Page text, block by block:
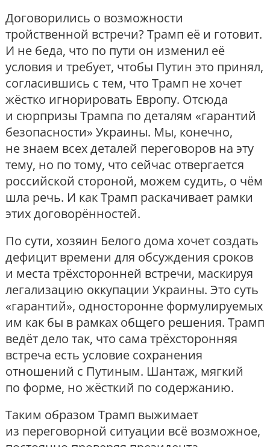
Договорились о возможности
тройственной встречи? Трамп её и готовит.
И не беда, что по пути он изменил её
условия и требует, чтобы Путин это принял,
согласившись с тем, что Трамп не хочет
жёстко игнорировать Европу. Отсюда
и сюрпризы Трампа по деталям «гарантий
безопасности» Украины. Мы, конечно,
не знаем всех деталей переговоров на эту
тему, но по тому, что сейчас отвергается
российской стороной, можем судить, о чём
шла речь. И как Трамп раскачивает рамки
этих договорённостей.
По сути, хозяин Белого дома хочет создать
дефицит времени для обсуждения сроков
и места трёхсторонней встречи, маскируя
легализацию оккупации Украины. Это суть
«гарантий», односторонне формулируемых
им как бы в рамках общего решения. Трамп
ведёт дело так, что сама трёхсторонняя
встреча есть условие сохранения
отношений с Путиным. Шантаж, мягкий
по форме, но жёсткий по содержанию.
Таким образом Трамп выжимает
из переговорной ситуации всё возможное,